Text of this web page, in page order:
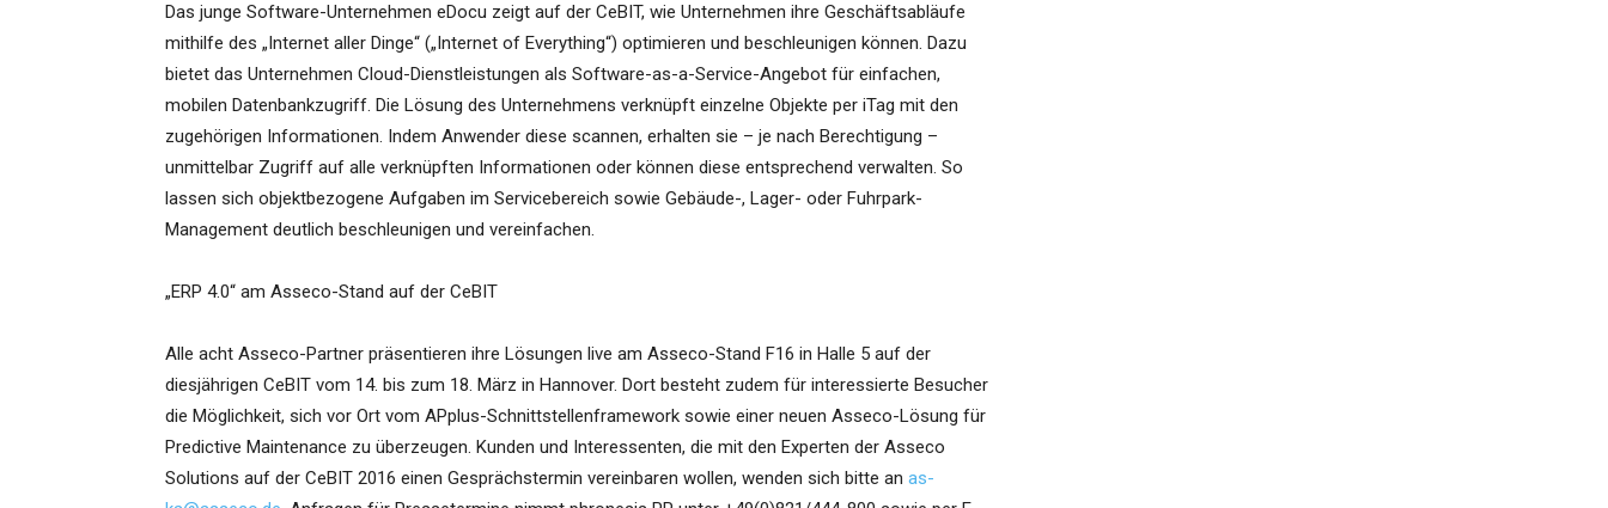
Das junge Software-Unternehmen eDocu zeigt auf der CeBIT, wie Unternehmen ihre Geschäftsabläufe
mithilfe des „Internet aller Dinge“ („Internet of Everything“) optimieren und beschleunigen können. Dazu
bietet das Unternehmen Cloud-Dienstleistungen als Software-as-a-Service-Angebot für einfachen,
mobilen Datenbankzugriff. Die Lösung des Unternehmens verknüpft einzelne Objekte per iTag mit den
zugehörigen Informationen. Indem Anwender diese scannen, erhalten sie – je nach Berechtigung –
unmittelbar Zugriff auf alle verknüpften Informationen oder können diese entsprechend verwalten. So
lassen sich objektbezogene Aufgaben im Servicebereich sowie Gebäude-, Lager- oder Fuhrpark-
Management deutlich beschleunigen und vereinfachen.
„ERP 4.0“ am Asseco-Stand auf der CeBIT
Alle acht Asseco-Partner präsentieren ihre Lösungen live am Asseco-Stand F16 in Halle 5 auf der
diesjährigen CeBIT vom 14. bis zum 18. März in Hannover. Dort besteht zudem für interessierte Besucher
die Möglichkeit, sich vor Ort vom APplus-Schnittstellenframework sowie einer neuen Asseco-Lösung für
Predictive Maintenance zu überzeugen. Kunden und Interessenten, die mit den Experten der Asseco
Solutions auf der CeBIT 2016 einen Gesprächstermin vereinbaren wollen, wenden sich bitte an as-